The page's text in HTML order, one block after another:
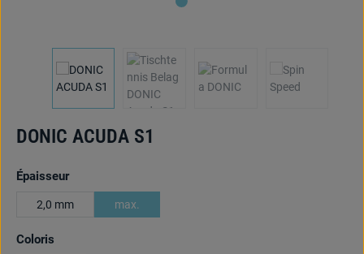
DONIC ACUDA S1
Sélectionnez
Épaisseur
2,0 mm max.
Sélectionnez
Coloris